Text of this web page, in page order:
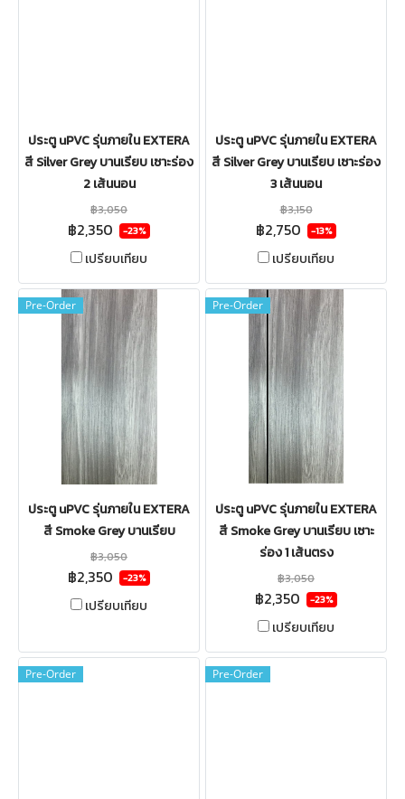
ประตู uPVC รุ่นภายใน EXTERA
สี Silver Grey บานเรียบ เซาะร่อง
2 เส้นนอน
฿3,050
฿2,350 -23%
เปรียบเทียบ
ประตู uPVC รุ่นภายใน EXTERA
สี Silver Grey บานเรียบ เซาะร่อง
3 เส้นนอน
฿3,150
฿2,750 -13%
เปรียบเทียบ
Pre-Order
ประตู uPVC รุ่นภายใน EXTERA
สี Smoke Grey บานเรียบ
฿3,050
฿2,350 -23%
เปรียบเทียบ
Pre-Order
ประตู uPVC รุ่นภายใน EXTERA
สี Smoke Grey บานเรียบ เซาะ
ร่อง 1 เส้นตรง
฿3,050
฿2,350 -23%
เปรียบเทียบ
Pre-Order Pre-Order